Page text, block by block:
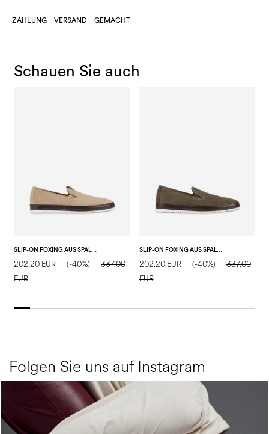
ZAHLUNG VERSAND GEMACHT
Schauen Sie auch
SLIP-ON FOXING AUS SPALTLEDER
202.20 EUR (-40%)
337.00
EUR
SLIP-ON FOXING AUS SPALTLEDER
202.20 EUR (-40%)
337.00
EUR
Folgen Sie uns auf Instagram